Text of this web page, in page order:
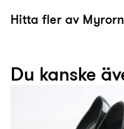
Hitta fler av
Du kanske